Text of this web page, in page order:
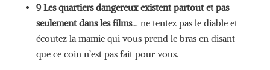
9 Les quartiers dangereux existent partout et pas
seulement dans les films… ne tentez pas le diable et
écoutez la mamie qui vous prend le bras en disant
que ce coin n’est pas fait pour vous.